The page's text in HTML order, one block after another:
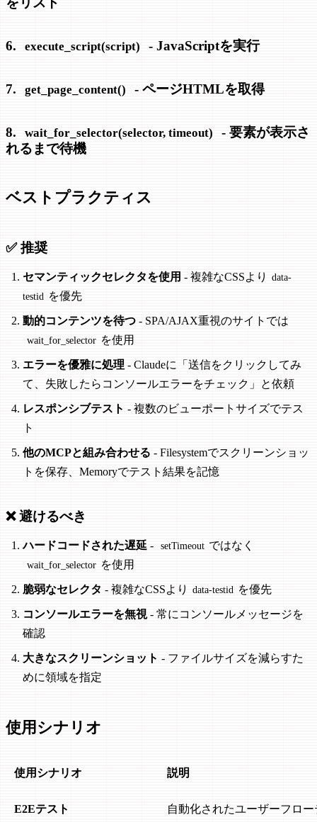
6. execute_script(script) - JavaScriptを実行
7. get_page_content() - ページHTMLを取得
8. wait_for_selector(selector, timeout)
- 要素が表示さ
れるまで待機
ベストプラクティス
✅ 推奨
セマンティックセレクタを使用 - 複雑なCSSより
data-
testid を優先
動的コンテンツを待つ - SPA/AJAX重視のサイトでは
wait_for_selector を使用
エラーを優雅に処理 - Claudeに「送信をクリックしてみ
て、失敗したらコンソールエラーをチェック」と依頼
レスポンシブテスト - 複数のビューポートサイズでテス
ト
他のMCPと組み合わせる - Filesystemでスクリーンショッ
トを保存、Memoryでテスト結果を記憶
❌ 避けるべき
ハードコードされた遅延 - setTimeout ではなく
wait_for_selector を使用
脆弱なセレクタ - 複雑なCSSより data-testid を優先
コンソールエラーを無視- 常にコンソールメッセージを
確認
大きなスクリーンショット - ファイルサイズを減らすた
めに領域を指定
使用シナリオ
使用シナリオ 説明
E2Eテスト 自動化されたユーザーフロー